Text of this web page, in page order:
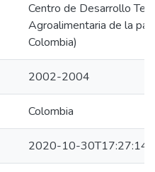
Centro de Desarrollo
Agroalimentaria de la
Colombia)
2002-2004
Colombia
2020-10-30T17:27:14Z